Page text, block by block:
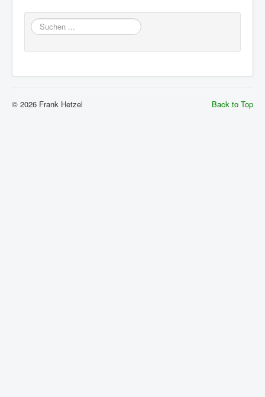
Suchen
...
Back to Top
© 2026 Frank Hetzel